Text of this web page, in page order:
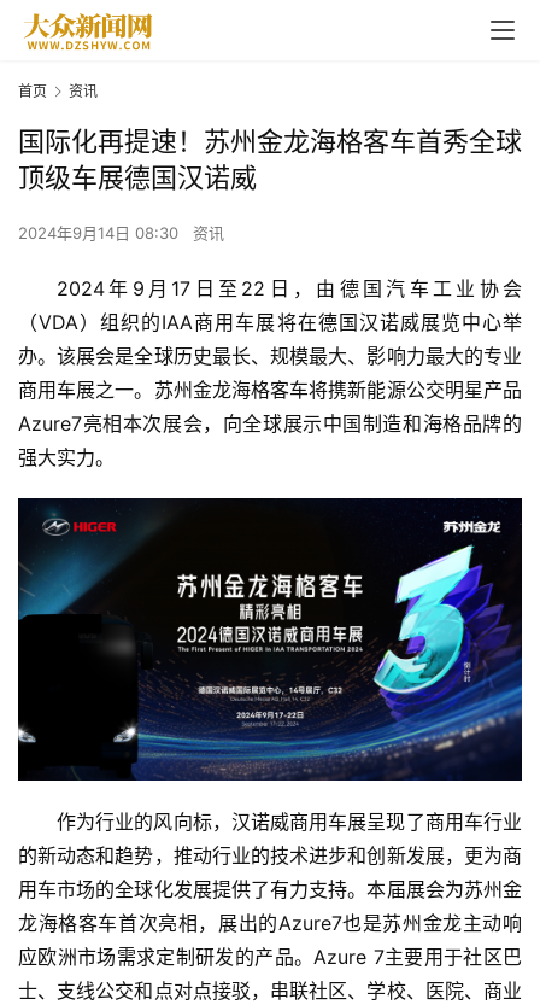
首
页
首页 资讯
国际化再提速！苏州金龙海格客车首秀全球
顶级车展德国汉诺威
2024年9月14日 08:30 资讯
2024年9月17日至22日，由德国汽车工业协会
（VDA）组织的IAA商用车展将在德国汉诺威展览中心举
办。该展会是全球历史最长、规模最大、影响力最大的专业
商用车展之一。苏州金龙海格客车将携新能源公交明星产品
Azure7亮相本次展会，向全球展示中国制造和海格品牌的
强大实力。
作为行业的风向标，汉诺威商用车展呈现了商用车行业
的新动态和趋势，推动行业的技术进步和创新发展，更为商
用车市场的全球化发展提供了有力支持。本届展会为苏州金
龙海格客车首次亮相，展出的Azure7也是苏州金龙主动响
应欧洲市场需求定制研发的产品。Azure 7主要用于社区巴
士、支线公交和点对点接驳，串联社区、学校、医院、商业